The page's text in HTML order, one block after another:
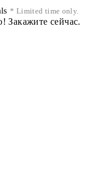
* Limited time only.
Закажите сейчас.